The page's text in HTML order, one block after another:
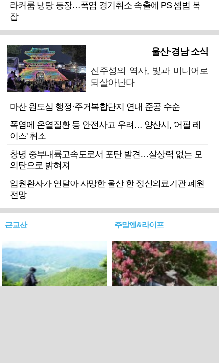
라커룸 냉탕 등장…폭염 경기취소 속출에 PS 셈법 복
잡
울산·경남 소식
진주성의 역사, 빛과 미디어로
되살아난다
마산 원도심 행정·주거복합단지 연내 준공 수순
폭염에 온열질환 등 안전사고 우려… 양산시, '어필 레
이스' 취소
창녕 중부내륙고속도로서 포탄 발견…살상력 없는 모
의탄으로 밝혀져
입원환자가 연달아 사망한 울산 한 정신의료기관 폐원
전망
근교산 주말엔&라이프